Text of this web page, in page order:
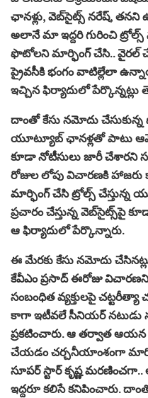
ఛానళ్లు, వెబ్‌సైట్స్ నరేష్, తనని
అలానే మా ఇద్దరి గురించి ట్రోల్స్
ఫొటోలని మార్ఫింగ్ చేసి.. వైరల్
ప్రైవసీకి భంగం వాటిల్లేలా
ఇచ్చిన ఫిర్యాదులో పేర్కొన్నట్లు
దాంతో కేసు నమోదు
యూట్యూబ్ ఛానళ్లతో పాటు
కూడా నోటీసులు జారీ చేశారని
రోజుల లోపు విచారణకి
మార్ఫింగ్ చేసి ట్రోల్స్
ప్రచారం చేస్తున్న వెబ్‌సైట్స్‌పై
ఆ ఫిర్యాదులో పేర్కొన్నారు.
ఈ మేరకు కేసు నమోదు
కేవీఎం ప్రసాద్ ఈరోజు విచారణని
సంబంధిత వ్యక్తులపై
కాగా ఇటీవలే సీనియర్ నటుడు
ప్రకటించారు. ఆ తర్వాత
చేయడం చర్చనీయాంశంగా
సూపర్ స్టార్ కృష్ణ
ఇద్దరూ కలిసే కనిపించారు.